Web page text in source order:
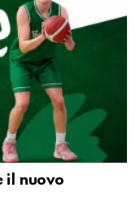
il nuovo